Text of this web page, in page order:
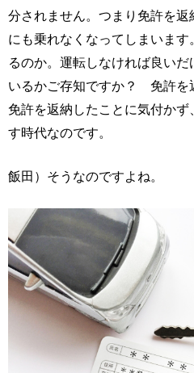
分されません。つまり免許を
にも乗れなくなってしまいま
るのか。運転しなければ良い
いるかご存知ですか？ 免許を
免許を返納したことに気付かず
す時代なのです。
飯田）そうなのですよね。